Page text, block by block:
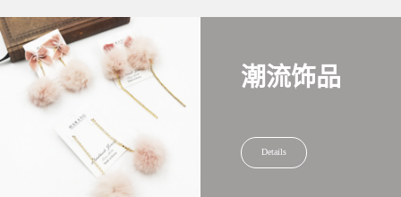
潮流饰品
Details